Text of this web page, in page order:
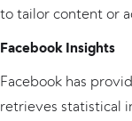
to tailor content or
Facebook Insights
Facebook has
retrieves statistical